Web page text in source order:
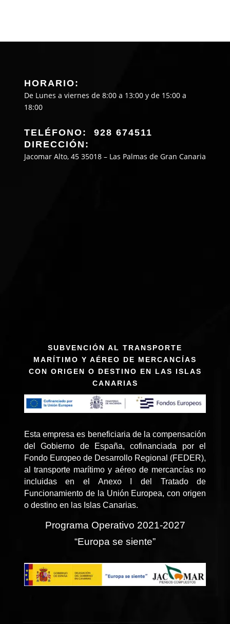
HORARIO:
De Lunes a viernes de 8:00 a 13:00 y de 15:00 a
18:00
TELÉFONO: 928 674511
DIRECCIÓN:
Jacomar Alto, 45 35018 – Las Palmas de Gran Canaria
SUBVENCIÓN AL TRANSPORTE
MARÍTIMO Y AÉREO DE MERCANCÍAS
CON ORIGEN O DESTINO EN LAS ISLAS
CANARIAS
Esta empresa es beneficiaria de la compensación
del Gobierno de España, cofinanciada por el
Fondo Europeo de Desarrollo Regional (FEDER),
al transporte marítimo y aéreo de mercancías no
incluidas en el Anexo I del Tratado de
Funcionamiento de la Unión Europea, con origen
o destino en las Islas Canarias.
Programa Operativo 2021-2027
“Europa se siente”